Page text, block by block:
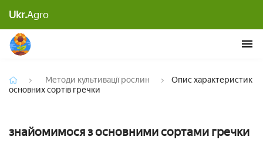
Ukr.Agro
Методи культивації рослин
Опис характеристик
основних сортів гречки
знайомимося з основними сортами гречки